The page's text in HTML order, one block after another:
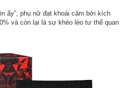
ấy”, phụ nữ đạt khoái cảm bởi kích
và còn lại là sự khéo léo tư thế quan